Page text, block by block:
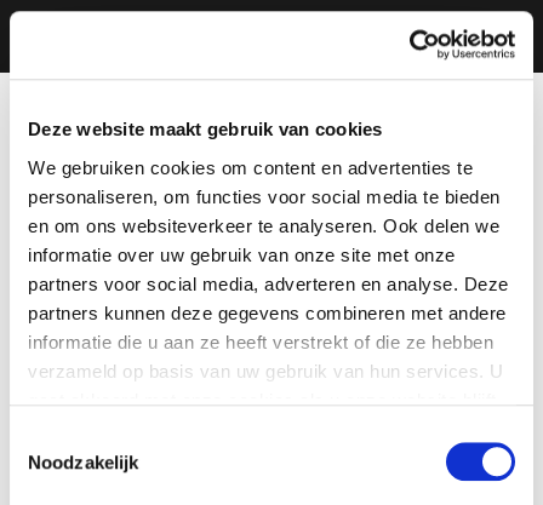
Deze website maakt gebruik van cookies
We gebruiken cookies om content en advertenties te
personaliseren, om functies voor social media te bieden
en om ons websiteverkeer te analyseren. Ook delen we
informatie over uw gebruik van onze site met onze
partners voor social media, adverteren en analyse. Deze
partners kunnen deze gegevens combineren met andere
informatie die u aan ze heeft verstrekt of die ze hebben
verzameld op basis van uw gebruik van hun services. U
Noodzakelijk